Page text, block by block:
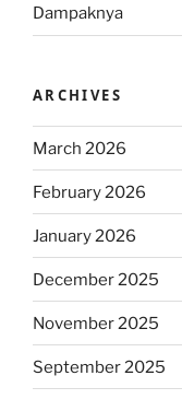
Dampaknya
ARCHIVES
March 2026
February 2026
January 2026
December 2025
November 2025
September 2025